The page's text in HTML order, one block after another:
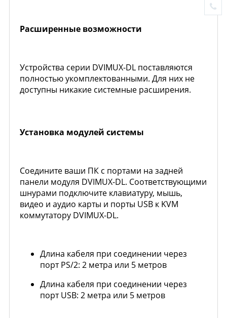
Расширенные возможности
Устройства серии DVIMUX-DL поставляются
полностью укомплектованными. Для них не
доступны никакие системные расширения.
Установка модулей системы
Соедините ваши ПК с портами на задней
панели модуля DVIMUX-DL. Соответствующими
шнурами подключите клавиатуру, мышь,
видео и аудио карты и порты USB к KVM
коммутатору DVIMUX-DL.
Длина кабеля при соединении через
порт PS/2: 2 метра или 5 метров
Длина кабеля при соединении через
порт USB: 2 метра или 5 метров